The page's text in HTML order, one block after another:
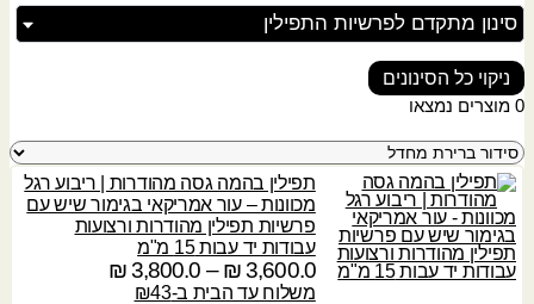
סינון מתקדם לפרשיות התפילין
ניקוי כל הסינונים
0מוצרים נמצאו
תפילין בהמה גסה מהודרות | ריבוע רגל
מכוונות – עור אמריקאי בגימור שיש עם
פרשיות תפילין מהודרות ורצועות
עבודות יד עבות 15 מ"מ
3,600.0
₪
–
3,800.0
₪ט
משלוח עד הבית ב-₪43